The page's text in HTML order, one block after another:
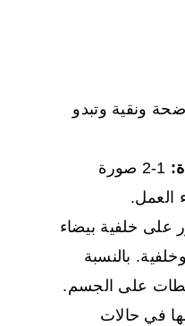
ونقية وتبدو
1-2 صورة
العمل.
على خلفية بيضاء
بالنسبة
على الجسم.
في حالات